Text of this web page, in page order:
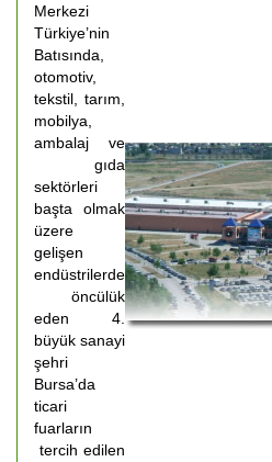
Merkezi
Türkiye’nin
Batısında,
otomotiv,
tekstil, tarım,
mobilya,
ambalaj ve
gıda
sektörleri
başta olmak
üzere
gelişen
endüstrilerde
öncülük
eden 4.
büyük sanayi
şehri
Bursa’da
ticari
fuarların
tercih edilen